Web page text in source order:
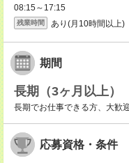
08:15～17:15
残業時間 あり(月10時間以上)
期間
長期（3ヶ月以上）
長期でお仕事できる方、大歓
応募資格・条件